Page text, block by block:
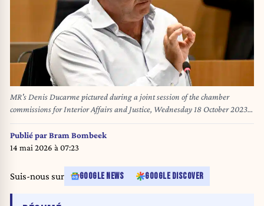
MR's Denis Ducarme pictured during a joint session of the chamber
commissions for Interior Affairs and Justice, Wednesday 18 October 2023
at the federal parliament in Brussels. The session is organized to discuss
the terrorist attack earlier this week where two Swedish citizens died ahead
of a qualification soccer game for Euro2024. BELGA PHOTO DIRK WAEM
Publié parBram Bombeek
14 mai 2026 à 07:23
Suis-nous sur GOOGLE NEWS GOOGLE DISCOVER